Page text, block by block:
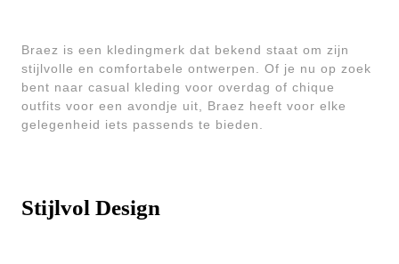
Braez is een kledingmerk dat bekend staat om zijn
stijlvolle en comfortabele ontwerpen. Of je nu op zoek
bent naar casual kleding voor overdag of chique
outfits voor een avondje uit, Braez heeft voor elke
gelegenheid iets passends te bieden.
Stijlvol Design